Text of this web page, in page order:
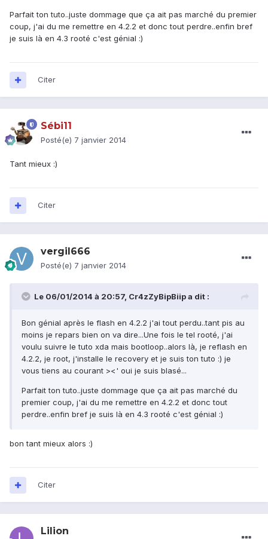
Parfait ton tuto..juste dommage que ça ait pas marché du premier
coup, j'ai du me remettre en 4.2.2 et donc tout perdre..enfin bref
je suis là en 4.3 rooté c'est génial :)
Citer
Sébi11
Posté(e) 7 janvier 2014
Tant mieux :)
Citer
vergil666
Posté(e) 7 janvier 2014
Le 06/01/2014 à 20:57, Cr4zZyBipBiip a dit :
Bon génial après le flash en 4.2.2 j'ai tout perdu..tant pis au
moins je repars bien on va dire...Une fois le tel rooté, j'ai
voulu suivre le tuto xda mais bootloop..alors là, je reflash en
4.2.2, je root, j'installe le recovery et je suis ton tuto :) je
vous tiens au courant ><' oui je suis blasé...
Parfait ton tuto..juste dommage que ça ait pas marché du
premier coup, j'ai du me remettre en 4.2.2 et donc tout
perdre..enfin bref je suis là en 4.3 rooté c'est génial :)
bon tant mieux alors :)
Citer
Lilion